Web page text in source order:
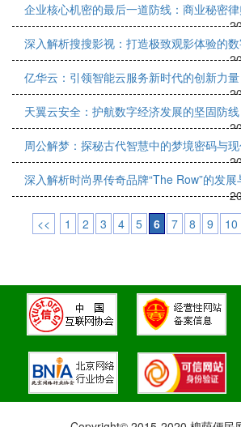
企业核心机密的最后一道防线：商业秘密
深入解析搜搜影视：打造极致观影体验的
亿华云：引领智能云服务新时代的创新力量
天翼云安全：护航数字经济发展的坚固防线
周公解梦：探秘古代智慧中的梦境密码与
深入解析时尚界传奇品牌“The Row”的发展
<<
1 2 3 4 5 6 7 8 9 10